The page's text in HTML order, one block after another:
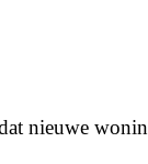
nieuwe